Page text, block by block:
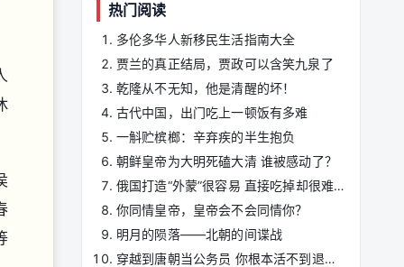
热门阅读
多伦多华人新移民生活指南大全
贾兰的真正结局，贾政可以含笑九泉了
乾隆从不无知，他是清醒的坏！
古代中国，出门吃上一顿饭有多难
一斛贮槟榔：辛弃疾的半生抱负
朝鲜皇帝为大明死磕大清 谁被感动了？
俄国打造“外蒙”很容易 直接吃掉却很难？
你同情皇帝，皇帝会不会同情你？
明月的陨落——北朝的间谍战
穿越到唐朝当公务员 你根本活不到退休那天